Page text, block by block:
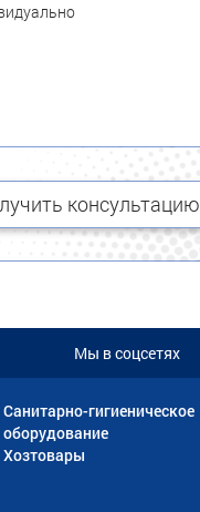
консультацию
Мы в соцсетях
Санитарно-гигиеническое
оборудование
Хозтовары